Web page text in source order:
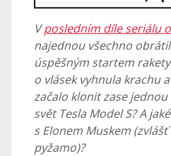
Vposledním díle seriálu
najednou všechno
úspěšným startem
o vlásek vyhnula krachu
začalo klonit zase jednou
svět Tesla Model S? A
s Elonem Muskem
pyžamo)?